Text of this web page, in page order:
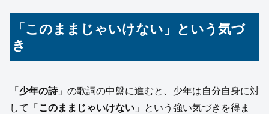
「このままじゃいけない」という気づ
き
「 少年の詩」の歌詞の中盤に進むと、少年は自分自身に対
して「 このままじゃいけない 」という強い気づきを得ま